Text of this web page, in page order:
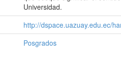
Universidad.
http://dspace.uazuay.edu.ec/
Posgrados